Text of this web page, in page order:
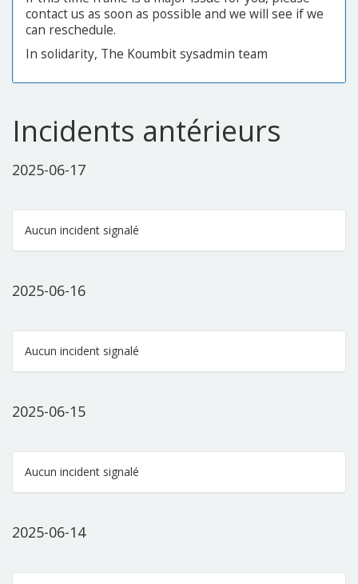
contact us as soon as possible and we will see if we
can reschedule.
In solidarity, The Koumbit sysadmin team
Incidents antérieurs
2025-06-17
Aucun incident signalé
2025-06-16
Aucun incident signalé
2025-06-15
Aucun incident signalé
2025-06-14